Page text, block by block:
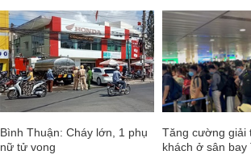
Bình Thuận: Cháy lớn, 1 phụ
nữ tử vong
Tăng cường giải
khách ở sân bay